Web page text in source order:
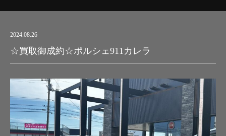
2024.08.26
☆買取御成約☆ポルシェ911カレラ